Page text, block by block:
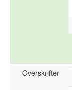
Overskrifter